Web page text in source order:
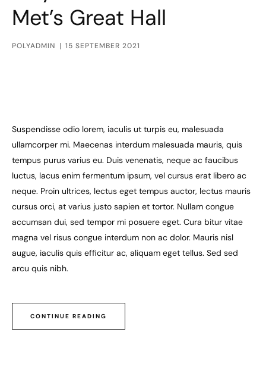
Met’s Great Hall
POLYADMIN 15 SEPTEMBER 2021
Suspendisse odio lorem, iaculis ut turpis eu, malesuada
ullamcorper mi. Maecenas interdum malesuada mauris, quis
tempus purus varius eu. Duis venenatis, neque ac faucibus
luctus, lacus enim fermentum ipsum, vel cursus erat libero ac
neque. Proin ultrices, lectus eget tempus auctor, lectus mauris
cursus orci, at varius justo sapien et tortor. Nullam congue
accumsan dui, sed tempor mi posuere eget. Cura bitur vitae
magna vel risus congue interdum non ac dolor. Mauris nisl
augue, iaculis quis efficitur ac, aliquam eget tellus. Sed sed
arcu quis nibh.
CONTINUE READING